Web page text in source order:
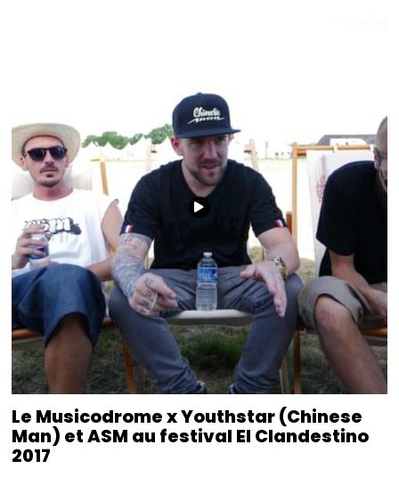
Le Musicodrome x Youthstar (Chinese
Man) et ASM au festival El Clandestino
2017